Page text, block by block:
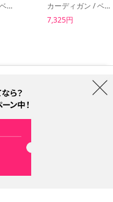
カーディガン / ベスト
カーディガン / ベスト
7,325円
配送について
gu, Seoul